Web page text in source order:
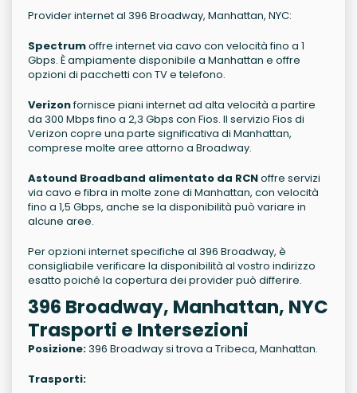
Provider internet al 396 Broadway, Manhattan, NYC:
Spectrumoffre internet via cavo con velocità fino a 1
Gbps. È ampiamente disponibile a Manhattan e offre
opzioni di pacchetti con TV e telefono.
Verizonfornisce piani internet ad alta velocità a partire
da 300 Mbps fino a 2,3 Gbps con Fios. Il servizio Fios di
Verizon copre una parte significativa di Manhattan,
comprese molte aree attorno a Broadway.
Astound Broadband alimentato da RCNoffre servizi
via cavo e fibra in molte zone di Manhattan, con velocità
fino a 1,5 Gbps, anche se la disponibilità può variare in
alcune aree.
Per opzioni internet specifiche al 396 Broadway, è
consigliabile verificare la disponibilità al vostro indirizzo
esatto poiché la copertura dei provider può differire.
396 Broadway, Manhattan, NYC
Trasporti e Intersezioni
Posizione:396 Broadway si trova a Tribeca, Manhattan.
Trasporti: